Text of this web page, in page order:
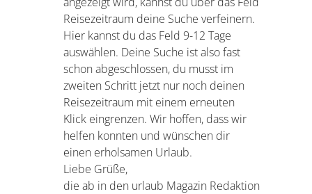
dich bereits ganz gezielt für das Hotel
Adalya Ocean entschieden. Wenn dir
nun das Suchergebnis für deinen
gewünschten Urlaubszeitraum
angezeigt wird, kannst du über das
Feld Reisezeitraum deine Suche
verfeinern. Hier kannst du das Feld 9-
12 Tage auswählen. Deine Suche ist
also fast schon abgeschlossen, du
musst im zweiten Schritt jetzt nur
noch deinen Reisezeitraum mit